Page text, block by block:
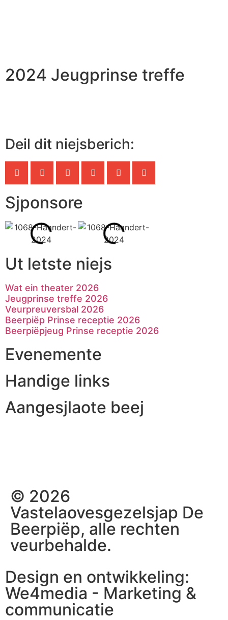
2024 Jeugprinse treffe
Deil dit niejsberich:
Sjponsore
Ut letste niejs
Wat ein theater 2026
Jeugprinse treffe 2026
Veurpreuversbal 2026
Beerpiëp Prinse receptie 2026
Beerpiëpjeug Prinse receptie 2026
Evenemente
Handige links
Aangesjlaote beej
© 2026
Vastelaovesgezelsjap De
Beerpiëp, alle rechten
veurbehalde.
Design en ontwikkeling:
We4media - Marketing &
communicatie